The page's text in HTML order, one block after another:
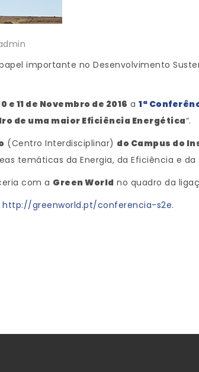
importante no Desenvolvimento
e 11 de Novembro de 2016 a 1ª
de uma maior Eficiência Energética“.
(Centro Interdisciplinar) do Campus do
temáticas da Energia, da Eficiência e da
com a Green World no quadro da
http://greenworld.pt/conferencia-s2e.